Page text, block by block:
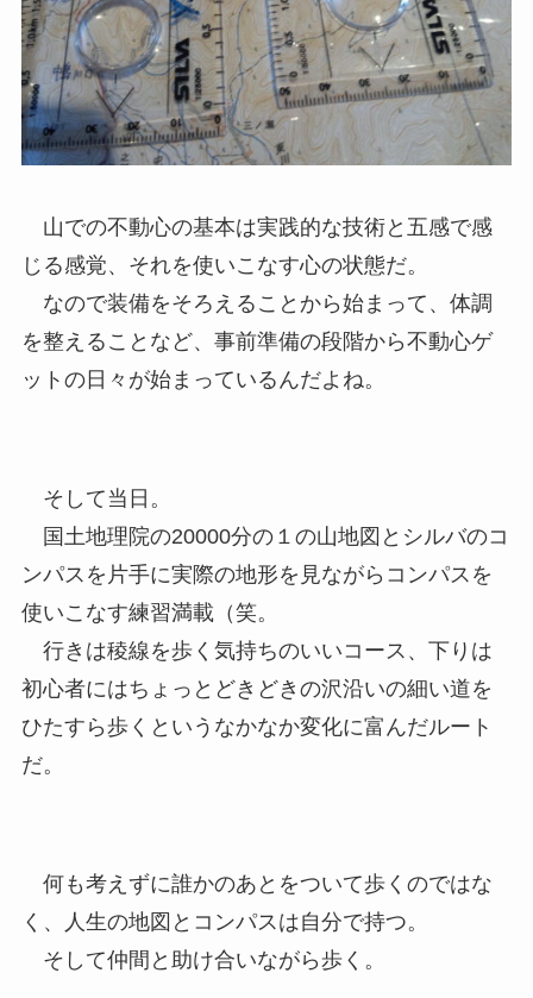
山での不動心の基本は実践的な技術と五感で感
じる感覚、それを使いこなす心の状態だ。
なので装備をそろえることから始まって、体調
を整えることなど、事前準備の段階から不動心ゲ
ットの日々が始まっているんだよね。
そして当日。
国土地理院の20000分の１の山地図とシルバのコ
ンパスを片手に実際の地形を見ながらコンパスを
使いこなす練習満載（笑。
行きは稜線を歩く気持ちのいいコース、下りは
初心者にはちょっとどきどきの沢沿いの細い道を
ひたすら歩くというなかなか変化に富んだルート
だ。
何も考えずに誰かのあとをついて歩くのではな
く、人生の地図とコンパスは自分で持つ。
そして仲間と助け合いながら歩く。